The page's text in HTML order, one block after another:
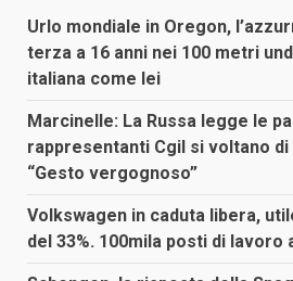
Urlo mondiale in Oregon,
terza a 16 anni nei 100 metri
italiana come lei
Marcinelle: La Russa legge le
rappresentanti Cgil si voltano di
“Gesto vergognoso”
Volkswagen in caduta libera,
del 33%. 100mila posti di lavoro